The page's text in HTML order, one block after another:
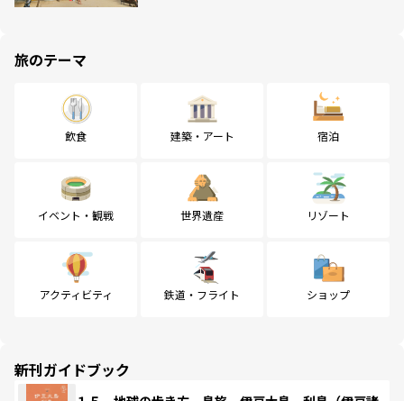
旅のテーマ
飲食 建築・アート 宿泊
イベント・観戦 世界遺産 リゾート
アクティビティ 鉄道・フライト ショップ
新刊ガイドブック